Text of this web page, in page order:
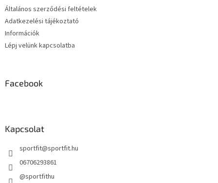
Általános szerződési feltételek
Adatkezelési tájékoztató
Információk
Lépj velünk kapcsolatba
Facebook
Kapcsolat
sportfit@sportfit.hu
06706293861
@sportfithu